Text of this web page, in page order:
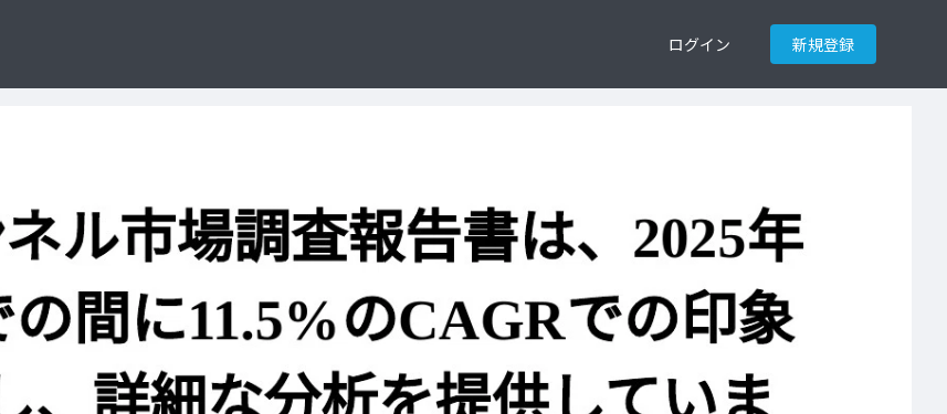
ログイン 新規登録